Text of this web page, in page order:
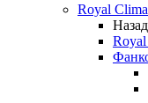
Royal Clima
Назад